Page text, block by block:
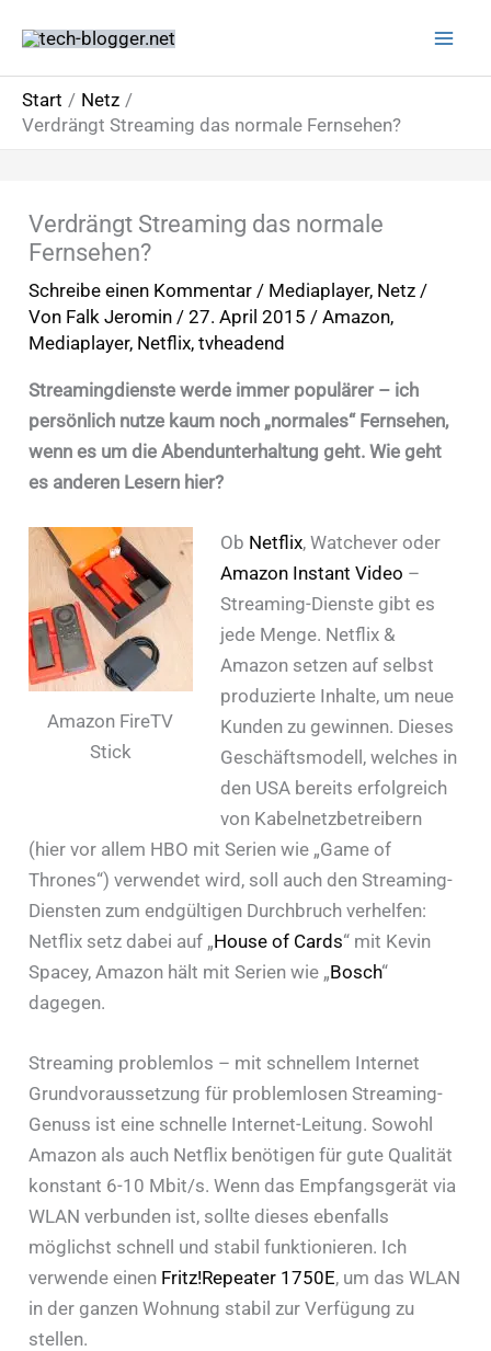
Inhalt
springen
Start
Netz
Verdrängt Streaming das normale Fernsehen?
Verdrängt Streaming das normale
Fernsehen?
Schreibe einen Kommentar / Mediaplayer, Netz/
Von Falk Jeromin / 27. April 2015 / Amazon,
Mediaplayer, Netflix, tvheadend
Streamingdienste werde immer populärer – ich
persönlich nutze kaum noch „normales“ Fernsehen,
wenn es um die Abendunterhaltung geht. Wie geht
es anderen Lesern hier?
Amazon FireTV
Stick
Ob Netflix, Watchever oder
Amazon Instant Video –
Streaming-Dienste gibt es
jede Menge. Netflix &
Amazon setzen auf selbst
produzierte Inhalte, um neue
Kunden zu gewinnen. Dieses
Geschäftsmodell, welches in
den USA bereits erfolgreich
von Kabelnetzbetreibern
(hier vor allem HBO mit Serien wie „Game of
Thrones“) verwendet wird, soll auch den Streaming-
Diensten zum endgültigen Durchbruch verhelfen:
Netflix setz dabei auf „House of Cards“ mit Kevin
Spacey, Amazon hält mit Serien wie „Bosch“
dagegen.
Streaming problemlos – mit schnellem Internet
Grundvoraussetzung für problemlosen Streaming-
Genuss ist eine schnelle Internet-Leitung. Sowohl
Amazon als auch Netflix benötigen für gute Qualität
konstant 6-10 Mbit/s. Wenn das Empfangsgerät via
WLAN verbunden ist, sollte dieses ebenfalls
möglichst schnell und stabil funktionieren. Ich
verwende einen Fritz!Repeater 1750E, um das WLAN
in der ganzen Wohnung stabil zur Verfügung zu
stellen.